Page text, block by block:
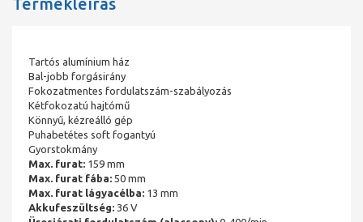
Tartós alumínium ház
Bal-jobb forgásirány
Fokozatmentes fordulatszám-szabályozás
Kétfokozatú hajtómű
Könnyű, kézreálló gép
Puhabetétes soft fogantyú
Gyorstokmány
Max. furat: 159 mm
Max. furat fába: 50 mm
Max. furat lágyacélba: 13 mm
Akkufeszültség: 36 V